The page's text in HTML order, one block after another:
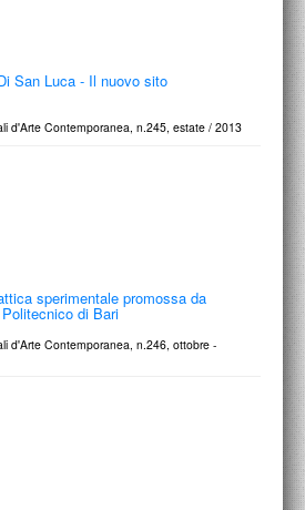
San Luca - Il nuovo sito
d'Arte Contemporanea, n.245, estate / 2013
sperimentale promossa da
di Bari
d'Arte Contemporanea, n.246, ottobre -